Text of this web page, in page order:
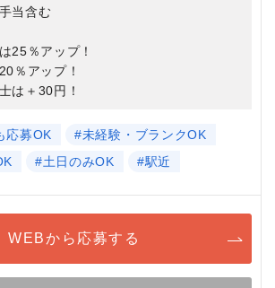
当含む
25％アップ！
％アップ！
は＋30円！
応募OK
#未経験・ブランクOK
#土日のみOK #駅近
WEBから応募する